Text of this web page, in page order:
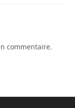
commentaire.